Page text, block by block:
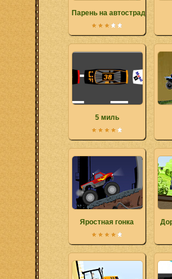
Парень на автостраде
5 миль
Яростная гонка